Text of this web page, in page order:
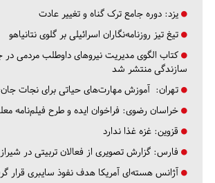
یزد: دوره جامع ترک گناه و تغییر عادت
تیغ تیز روزنامه‌نگاران اسرائیلی بر گلوی نتانیاهو
کتاب الگوی مدیریت نیروهای داوطلب مردمی در
سازندگی منتشر شد
تهران: آموزش مهارت‌های حیاتی برای نجات
خراسان رضوی: فراخوان ایده و طرح فیلم‌نامه
قزوین: غزه غذا ندارد
فارس: گزارش تصویری از فعالان تربیتی در شیراز
آژانس هسته‌ای آمریکا هدف نفوذ سایبری قرار